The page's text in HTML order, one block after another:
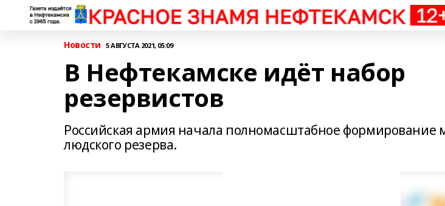
Новости 5 АВГУСТА 2021, 05:09
В Нефтекамске идёт набор
резервистов
Российская армия начала полномасштабное формирование
людского резерва.